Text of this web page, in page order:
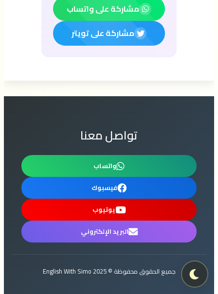
مشاركة على واتساب
مشاركة على تويتر
تواصل معنا
واتساب
فيسبوك
يوتيوب
البريد الإلكتروني
جميع الحقوق محفوظة © 2025 English With Simo